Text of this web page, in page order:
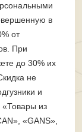
в
от
При
до 30% их
не
и
«Товары из
«GANS»,